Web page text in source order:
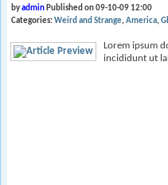
byadmin Published on 09-10-09 12:00
Categories:Weird and Strange America
Lorem ipsum
incididunt ut